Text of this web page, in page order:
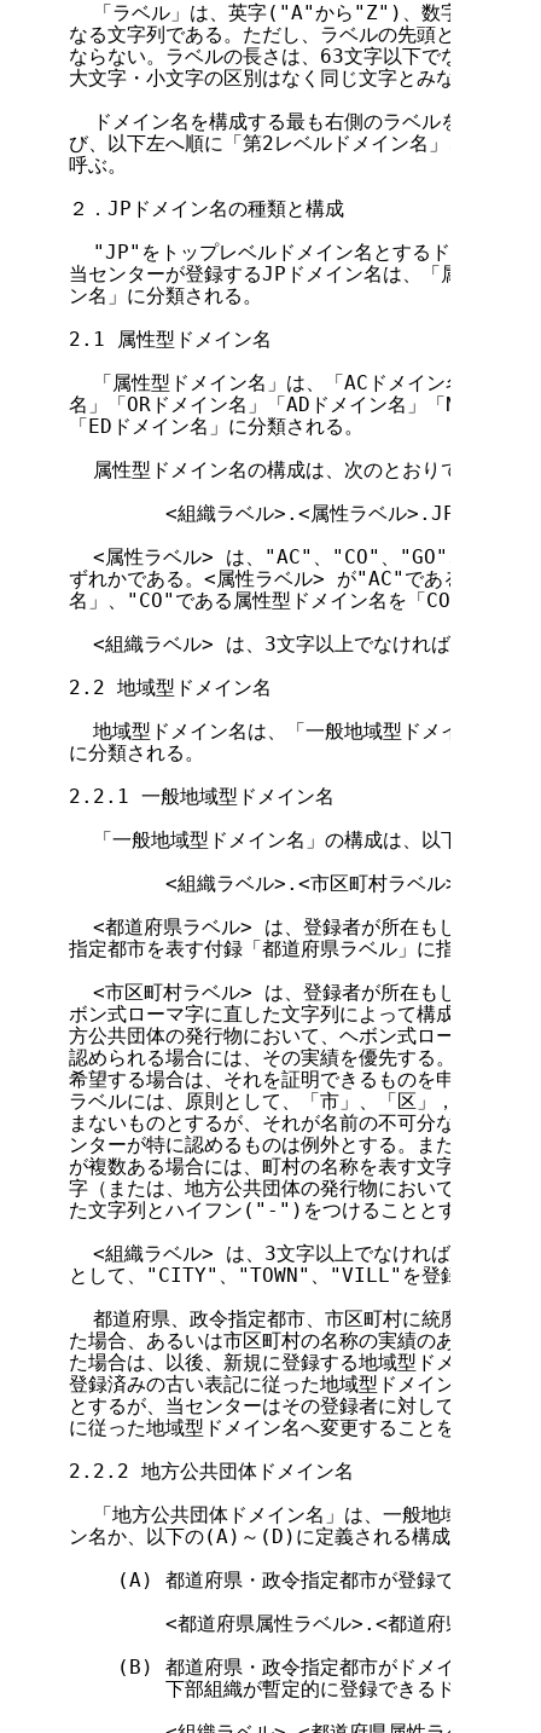
「ラベル」は、英字("A"から"Z")、数字("0"か
なる文字列である。ただし、ラベルの先頭と末尾の
ならない。ラベルの長さは、63文字以下でなければ
大文字・小文字の区別はなく同じ文字とみなされる。
ドメイン名を構成する最も右側のラベルを「トッ
び、以下左へ順に「第2レベルドメイン名」、「第3
呼ぶ。
２．JPドメイン名の種類と構成
"JP"をトップレベルドメイン名とするドメイン名
当センターが登録するJPドメイン名は、「属性型ド
ン名」に分類される。
2.1 属性型ドメイン名
「属性型ドメイン名」は、「ACドメイン名」「CO
名」「ORドメイン名」「ADドメイン名」「NEドメイ
「EDドメイン名」に分類される。
  属性型ドメイン名の構成は、次のとおりである。
        <組織ラベル>.<属性ラベル>.JP
<属性ラベル> は、"AC"、"CO"、"GO"、"OR"
ずれかである。<属性ラベル> が"AC"である属性型
名」、"CO"である属性型ドメイン名を「COドメイン
<組織ラベル> は、3文字以上でなければならない
2.2 地域型ドメイン名
地域型ドメイン名は、「一般地域型ドメイン名」
に分類される。
2.2.1 一般地域型ドメイン名
「一般地域型ドメイン名」の構成は、以下のとお
<組織ラベル>.<市区町村ラベル>.<都道
<都道府県ラベル> は、登録者が所在もしくは在住
指定都市を表す付録「都道府県ラベル」に指定したラ
<市区町村ラベル> は、登録者が所在もしくは在住
ボン式ローマ字に直した文字列によって構成される
方公共団体の発行物において、ヘボン式ローマ字以
認められる場合には、その実績を優先する。実績の
希望する場合は、それを証明できるものを申請書に
ラベルには、原則として、「市」、「区」，「町」
まないものとするが、それが名前の不可分な一部と
ンターが特に認めるものは例外とする。また、同一
が複数ある場合には、町村の名称を表す文字列の前
字（または、地方公共団体の発行物において実績の
た文字列とハイフン("-")をつけることとする。
<組織ラベル> は、3文字以上でなければならない
として、"CITY"、"TOWN"、"VILL"を登録すること
都道府県、政令指定都市、市区町村に統廃合があ
た場合、あるいは市区町村の名称の実績のあるロー
た場合は、以後、新規に登録する地域型ドメイン名
登録済みの古い表記に従った地域型ドメイン名は、
とするが、当センターはその登録者に対して、混乱
に従った地域型ドメイン名へ変更することを依頼する
2.2.2 地方公共団体ドメイン名
「地方公共団体ドメイン名」は、一般地域型ドメ
ン名か、以下の(A)～(D)に定義される構成のドメイ
(A) 都道府県・政令指定都市が登録できるドメ
<都道府県属性ラベル>.<都道府県ラベル
(B) 都道府県・政令指定都市がドメイン名を登
下部組織が暫定的に登録できるドメイン名